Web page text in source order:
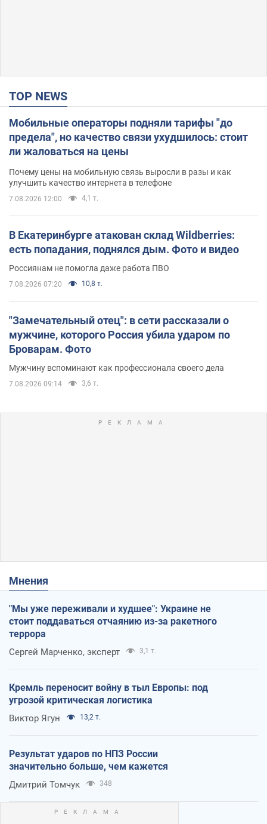
TOP NEWS
Мобильные операторы подняли тарифы "до
предела", но качество связи ухудшилось: стоит
ли жаловаться на цены
Почему цены на мобильную связь выросли в разы и как
улучшить качество интернета в телефоне
7.08.2026 12:00 4,1 т.
В Екатеринбурге атакован склад Wildberries:
есть попадания, поднялся дым. Фото и видео
Россиянам не помогла даже работа ПВО
7.08.2026 07:20 10,8 т.
"Замечательный отец": в сети рассказали о
мужчине, которого Россия убила ударом по
Броварам. Фото
Мужчину вспоминают как профессионала своего дела
7.08.2026 09:14 3,6 т.
Мнения
"Мы уже переживали и худшее": Украине не
стоит поддаваться отчаянию из-за ракетного
террора
Сергей Марченко, эксперт 3,1 т.
Кремль переносит войну в тыл Европы: под
угрозой критическая логистика
Виктор Ягун 13,2 т.
Результат ударов по НПЗ России
значительно больше, чем кажется
Дмитрий Томчук 348